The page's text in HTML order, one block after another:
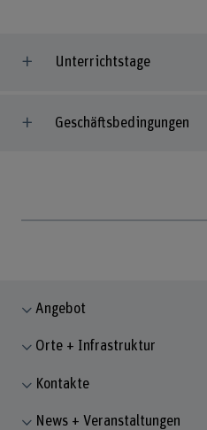
Unterrichtstage
Geschäftsbedingungen
Angebot
Orte + Infrastruktur
Kontakte
News + Veranstaltungen